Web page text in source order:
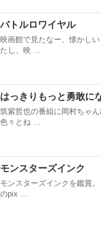
バトルロワイヤル
映画館で見たなー、懐かし
たし、映 …
はっきりもっと勇敢に
筑紫哲也の番組に岡村ちゃ
色々とね …
モンスターズインク
モンスターズインクを鑑賞
のpix …